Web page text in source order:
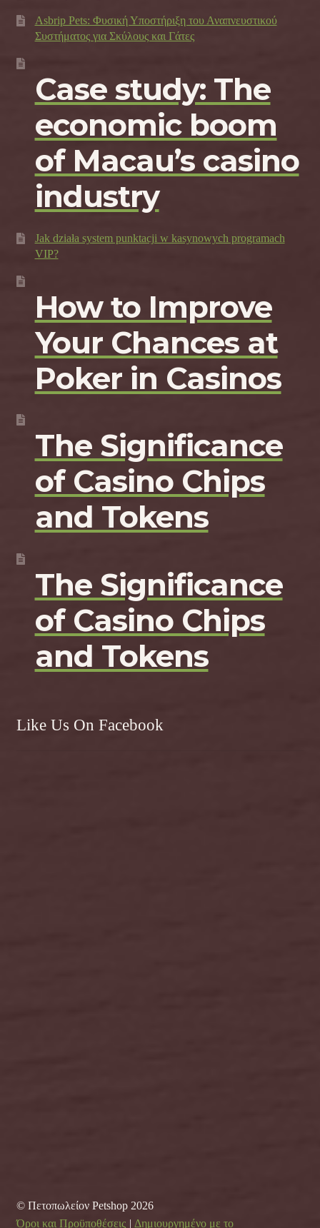
Asbrip Pets: Φυσική Υποστήριξη του Αναπνευστικού
Συστήματος για Σκύλους και Γάτες
Case study: The
economic boom
of Macau’s casino
industry
Jak działa system punktacji w kasynowych programach
VIP?
How to Improve
Your Chances at
Poker in Casinos
The Significance
of Casino Chips
and Tokens
The Significance
of Casino Chips
and Tokens
Like Us On Facebook
© Πετοπωλείον Petshop 2026
Όροι και Προϋποθέσεις
Δημιουργημένο με το